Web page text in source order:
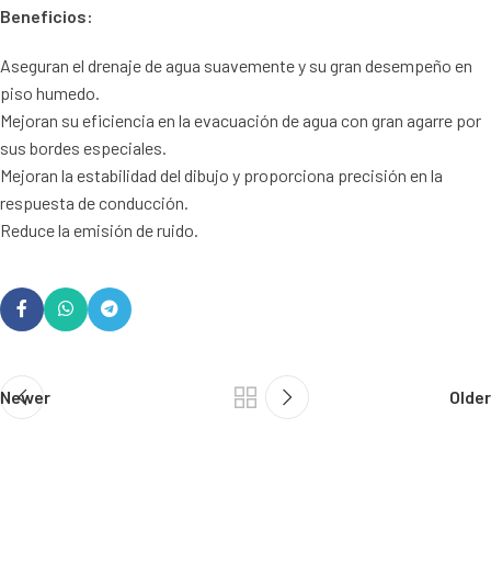
Beneficios:
Aseguran el drenaje de agua suavemente y su gran desempeño en
piso humedo.
Mejoran su eficiencia en la evacuación de agua con gran agarre por
sus bordes especiales.
Mejoran la estabilidad del dibujo y proporciona precisión en la
respuesta de conducción.
Reduce la emisión de ruido.
Newer Older